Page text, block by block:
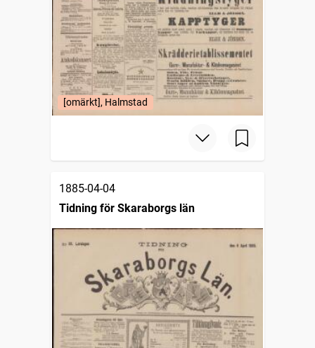
[omärkt], Halmstad
1885-04-04
Tidning för Skaraborgs län